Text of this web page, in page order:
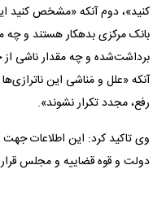
کنید»، دوم آنکه «مشخص کنید
بانک مرکزی بدهکار هستند و چه
برداشت‌شده و چه مقدار ناشی از
آنکه «علل و مَناشی این
رفع، مجدد تکرار نشوند».
وی تاکید کرد: این اطلاعات جهت
دولت و قوه قضاییه و مجلس قرار